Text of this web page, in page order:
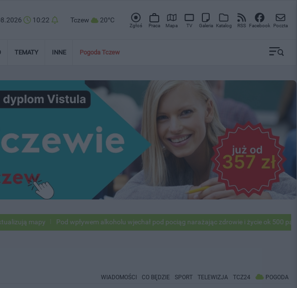
10:22 Tczew 20°C
Zgłoś Praca Mapa TV Galeria Katalog RSS Facebook Poczta
TEMATY INNE Pogoda Tczew
mapy Pod wpływem alkoholu wjechał pod pociąg narażając zdrowie i życie ok 500
WIADOMOŚCI CO BĘDZIE SPORT TELEWIZJA TCZ24 POGODA